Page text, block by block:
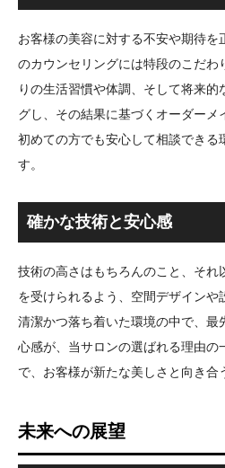
お客様の美容に対する不安や期待を
のカウンセリングには特段のこだわ
りの生活習慣や体調、そして将来
グし、その結果に基づくオーダーメ
初めての方でも安心して相談できる
す。
確かな技術と安心感
技術の高さはもちろんのこと、それ
を受けられるよう、空間デザインや
清潔かつ落ち着いた環境の中で、最
心感が、当サロンの選ばれる理由の
で、お客様が新たな美しさと向き合
未来への展望